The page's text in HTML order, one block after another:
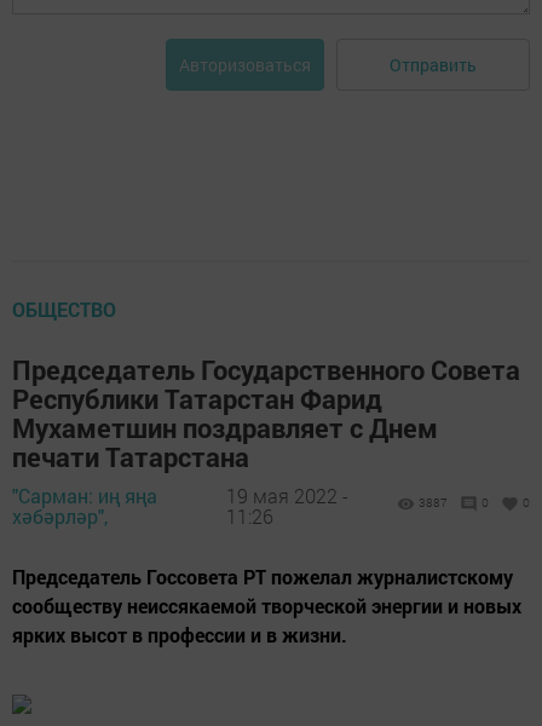
Авторизоваться Отправить
ОБЩЕСТВО
Председатель Государственного Совета
Республики Татарстан Фарид
Мухаметшин поздравляет с Днем
печати Татарстана
"Сарман: иң яңа
хәбәрләр",
19 мая 2022 -
11:26
3887 0 0
Председатель Госсовета РТ пожелал журналистскому
сообществу неиссякаемой творческой энергии и новых
ярких высот в профессии и в жизни.